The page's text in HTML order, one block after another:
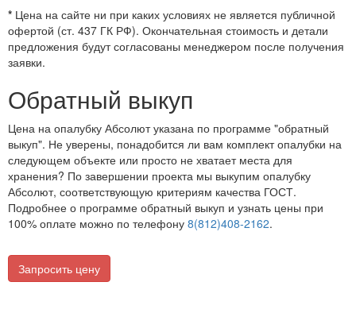
* Цена на сайте ни при каких условиях не является публичной
офертой (ст. 437 ГК РФ). Окончательная стоимость и детали
предложения будут согласованы менеджером после получения
заявки.
Обратный выкуп
Цена на опалубку Абсолют указана по программе "обратный
выкуп". Не уверены, понадобится ли вам комплект опалубки на
следующем объекте или просто не хватает места для
хранения? По завершении проекта мы выкупим опалубку
Абсолют, соответствующую критериям качества ГОСТ.
Подробнее о программе обратный выкуп и узнать цены при
100% оплате можно по телефону 8(812)408-2162.
Запросить цену